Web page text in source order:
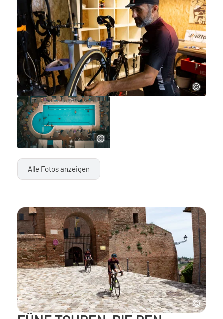
Alle Fotos anzeigen